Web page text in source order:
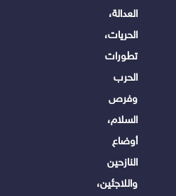
العدالة،
الحريات،
تطورات
الحرب
وفرص
السلام،
أوضاع
النازحين
واللاجئين،